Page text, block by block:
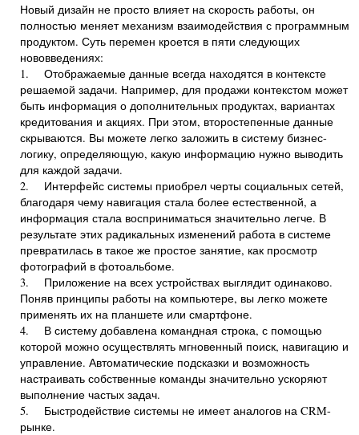
Новый дизайн не просто влияет на скорость работы, он
полностью меняет механизм взаимодействия с программным
продуктом. Суть перемен кроется в пяти следующих
нововведениях:
1. Отображаемые данные всегда находятся в контексте
решаемой задачи. Например, для продажи контекстом может
быть информация о дополнительных продуктах, вариантах
кредитования и акциях. При этом, второстепенные данные
скрываются. Вы можете легко заложить в систему бизнес-
логику, определяющую, какую информацию нужно выводить
для каждой задачи.
2. Интерфейс системы приобрел черты социальных сетей,
благодаря чему навигация стала более естественной, а
информация стала восприниматься значительно легче. В
результате этих радикальных изменений работа в системе
превратилась в такое же простое занятие, как просмотр
фотографий в фотоальбоме.
3. Приложение на всех устройствах выглядит одинаково.
Поняв принципы работы на компьютере, вы легко можете
применять их на планшете или смартфоне.
4. В систему добавлена командная строка, с помощью
которой можно осуществлять мгновенный поиск, навигацию и
управление. Автоматические подсказки и возможность
настраивать собственные команды значительно ускоряют
выполнение частых задач.
5. Быстродействие системы не имеет аналогов на CRM-
рынке.